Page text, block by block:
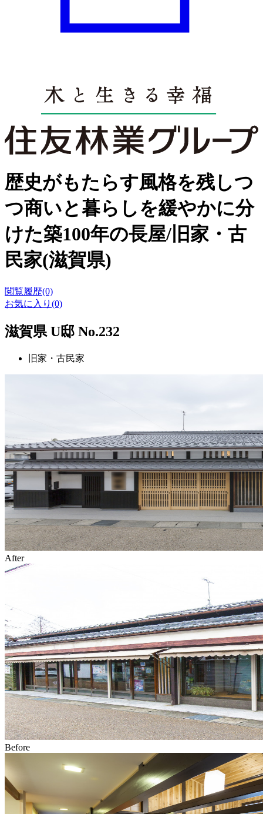
歴史がもたらす風格を残しつ
つ商いと暮らしを緩やかに分
けた築100年の長屋/旧家・古
民家(滋賀県)
閲覧履歴(0)
お気に入り(0)
滋賀県 U邸 No.232
旧家・古民家
After
Before